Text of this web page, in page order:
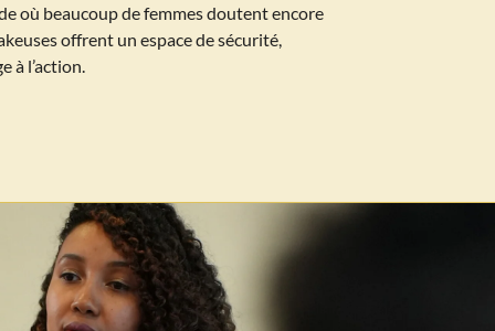
où beaucoup de femmes doutent encore
offrent un espace de sécurité,
à l’action.